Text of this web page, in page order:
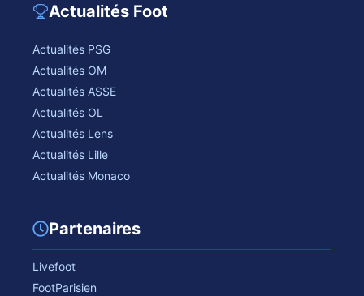
Actualités Foot
Actualités PSG
Actualités OM
Actualités ASSE
Actualités OL
Actualités Lens
Actualités Lille
Actualités Monaco
Partenaires
Livefoot
FootParisien